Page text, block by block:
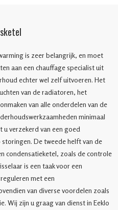
is zeer belangrijk, en moet
aan een chauffage specialist uit
echter wel zelf uitvoeren. Het
van de radiatoren, het
van alle onderdelen van de
minimaal
u verzekerd van een goed
De tweede helft van de
condensatieketel, zoals de controle
is een taak voor een
met een
van diverse voordelen zoals
Wij zijn u graag van dienst in Eeklo